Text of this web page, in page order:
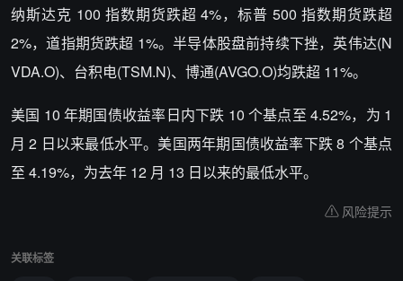
纳斯达克 100 指数期货跌超 4%，标普 500 指数期货跌超
2%，道指期货跌超 1%。半导体股盘前持续下挫，英伟达(N
VDA.O)、台积电(TSM.N)、博通(AVGO.O)均跌超 11%。
美国 10 年期国债收益率日内下跌 10 个基点至 4.52%，为 1
月 2 日以来最低水平。美国两年期国债收益率下跌 8 个基点
至 4.19%，为去年 12 月 13 日以来的最低水平。
风险提示
关联标签